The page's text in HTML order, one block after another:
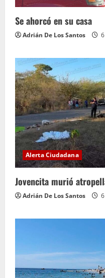
Se ahorcó en su casa
Adrián De Los Santos
Alerta Ciudadana
Jovencita murió
Adrián De Los Santos